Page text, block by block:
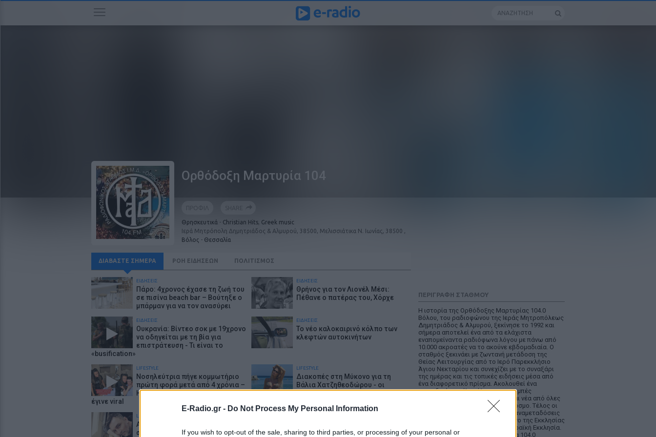
E-Radio.gr - Do Not Process My Personal Information
If you wish to opt-out of the sale, sharing to third parties, or processing of your personal or
Ορθόδοξη Μαρτυρία 104
Θρησκευτικά - Christian Hits, Greek music
Ιερά Μητρόπολη Δημητριάδος & Αλμυρού, 38500, Μελισσιάτικα Ν. Ιωνίας, 38500 ,
Βόλος - Θεσσαλία
ΔΙΑΒΑΣΤΕ ΣΗΜΕΡΑ ΡΟΗ ΕΙΔΗΣΕΩΝ ΠΟΛΙΤΙΣΜΟΣ
ΕΙΔΗΣΕΙΣ
Πάρο: 4χρονος έχασε τη ζωή του
σε πισίνα beach bar – Βούτηξε ο
μπάρμαν για να τον ανασύρει
ΕΙΔΗΣΕΙΣ
Θρήνος για τον Λιονέλ Μέσι:
Πέθανε ο πατέρας του, Χόρχε
ΕΙΔΗΣΕΙΣ
Ουκρανία: Βίντεο σοκ με 19χρονο
να οδηγείται με τη βία για
επιστράτευση - Τι είναι το
«busification»
ΕΙΔΗΣΕΙΣ
Το νέο καλοκαιρινό κόλπο των
κλεφτών αυτοκινήτων
LIFESTYLE
Νοσηλεύτρια πήγε κομμωτήριο
πρώτη φορά μετά από 4 χρόνια –
Η απίθανη μεταμόρφωσή της
έγινε viral
LIFESTYLE
Διακοπές στη Μύκονο για τη
Βάλια Χατζηθεοδώρου - οι
φωτογραφίες με μαγιό στην
LIFESTYLE
Ατύχημα για τον Ιβάν Σβιτάιλο
στην Κέρκυρα: «Θα σηκωθώ πιο
τη σύντροφό του στην Ελβετία
ΠΕΡΙΓΡΑΦΉ ΣΤΑΘΜΟΎ
Η ιστορία της Ορθόδοξης Μαρτυρίας 104.0
Βόλου, του ραδιοφώνου της Ιεράς Μητροπόλεως
Δημητριάδος & Αλμυρού, ξεκίνησε το 1992 και
σήμερα αποτελεί ένα από τα ελάχιστα
εναπομείναντα ραδιόφωνα λόγου με πάνω από
10.000 ακροατές να το ακούνε εβδομαδιαία. Ο
σταθμός ξεκινάει με ζωντανή μετάδοση της
Θείας Λειτουργίας από το Ιερό Παρεκκλήσιο
Άγιου Νεκταρίου και συνεχίζει με το συναξάρι
της ημέρας και τις τοπικές ειδήσεις μέσα από
ένα διαφορετικό πρίσμα. Ακολουθεί ένα
περιοδικό ποικίλης ύλης και εκπομπές
πνευματικής οικοδομής καθώς και νέα από όλες
τις Ορθόδοξες Εκκλησίες στον κόσμο. Τέλος οι
ακροατές μπορούν να ακούσουν αναμεταδόσεις
προγραμμάτων από το ραδιόφωνο της Εκκλησίας
της Ελλάδος αλλά και από τη Πειραϊκή Εκκλησία.
Ακούστε την Ορθόδοξη Μαρτυρία 104.0